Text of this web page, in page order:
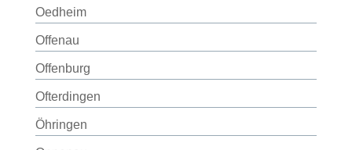
Oedheim
Offenau
Offenburg
Ofterdingen
Öhringen